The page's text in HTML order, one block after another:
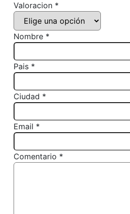
Valoracion *
Nombre *
Pais *
Ciudad *
Email *
Comentario *